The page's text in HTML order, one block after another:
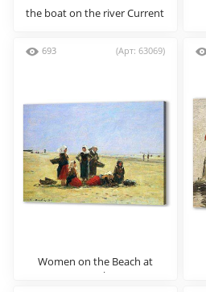
the boat on the river Current
693 (Арт: 63069)
Women on the Beach at
Berck